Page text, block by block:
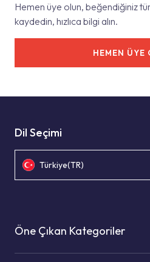
Hemen üye olun, beğendiğiniz
kaydedin, hızlıca bilgi alın.
HEMEN ÜYE
Dil Seçimi
Türkiye(TR)
Öne Çıkan Kategoriler